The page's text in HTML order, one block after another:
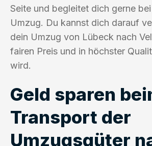
Seite und begleitet dich gerne
Umzug. Du kannst dich darauf
dein Umzug von Lübeck nach
fairen Preis und in höchster
wird.
Geld sparen
Transport der
Umzugsgüter